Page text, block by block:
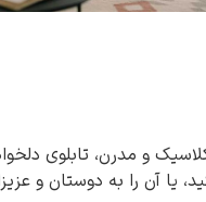
و مدرن، تابلوی
یا آن را به دوستان و